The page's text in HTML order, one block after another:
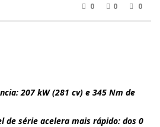
0 0 0
207 kW (281 cv) e 345 Nm de
de série acelera mais rápido: dos 0